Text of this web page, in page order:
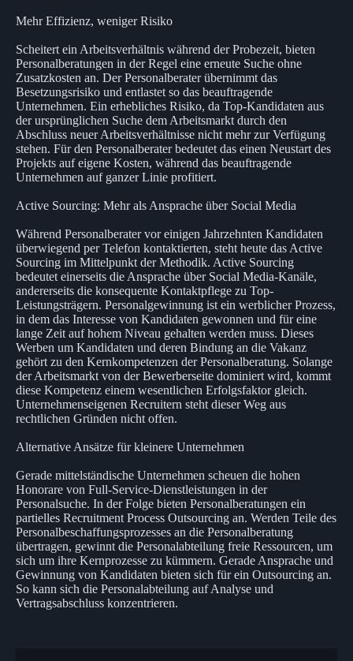
Mehr Effizienz, weniger Risiko
Scheitert ein Arbeitsverhältnis während der Probezeit, bieten
Personalberatungen in der Regel eine erneute Suche ohne
Zusatzkosten an. Der Personalberater übernimmt das
Besetzungsrisiko und entlastet so das beauftragende
Unternehmen. Ein erhebliches Risiko, da Top-Kandidaten aus
der ursprünglichen Suche dem Arbeitsmarkt durch den
Abschluss neuer Arbeitsverhältnisse nicht mehr zur Verfügung
stehen. Für den Personalberater bedeutet das einen Neustart des
Projekts auf eigene Kosten, während das beauftragende
Unternehmen auf ganzer Linie profitiert.
Active Sourcing: Mehr als Ansprache über Social Media
Während Personalberater vor einigen Jahrzehnten Kandidaten
überwiegend per Telefon kontaktierten, steht heute das Active
Sourcing im Mittelpunkt der Methodik. Active Sourcing
bedeutet einerseits die Ansprache über Social Media-Kanäle,
andererseits die konsequente Kontaktpflege zu Top-
Leistungsträgern. Personalgewinnung ist ein werblicher Prozess,
in dem das Interesse von Kandidaten gewonnen und für eine
lange Zeit auf hohem Niveau gehalten werden muss. Dieses
Werben um Kandidaten und deren Bindung an die Vakanz
gehört zu den Kernkompetenzen der Personalberatung. Solange
der Arbeitsmarkt von der Bewerberseite dominiert wird, kommt
diese Kompetenz einem wesentlichen Erfolgsfaktor gleich.
Unternehmenseigenen Recruitern steht dieser Weg aus
rechtlichen Gründen nicht offen.
Alternative Ansätze für kleinere Unternehmen
Gerade mittelständische Unternehmen scheuen die hohen
Honorare von Full-Service-Dienstleistungen in der
Personalsuche. In der Folge bieten Personalberatungen ein
partielles Recruitment Process Outsourcing an. Werden Teile des
Personalbeschaffungsprozesses an die Personalberatung
übertragen, gewinnt die Personalabteilung freie Ressourcen, um
sich um ihre Kernprozesse zu kümmern. Gerade Ansprache und
Gewinnung von Kandidaten bieten sich für ein Outsourcing an.
So kann sich die Personalabteilung auf Analyse und
Vertragsabschluss konzentrieren.